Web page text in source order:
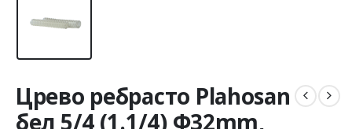
Црево ребрасто Plahosan
бел 5/4 (1.1/4) Ф32mm,